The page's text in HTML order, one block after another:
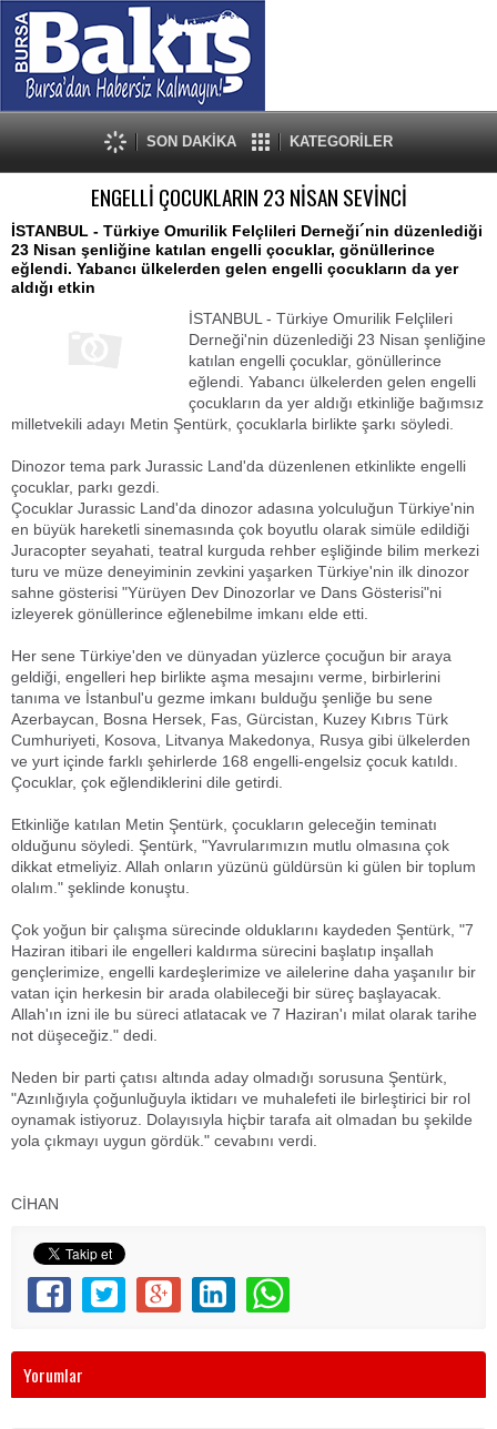
SON DAKİKA KATEGORİLER
ENGELLİ ÇOCUKLARIN 23 NİSAN SEVİNCİ
İSTANBUL - Türkiye Omurilik Felçlileri Derneği´nin düzenlediği
23 Nisan şenliğine katılan engelli çocuklar, gönüllerince
eğlendi. Yabancı ülkelerden gelen engelli çocukların da yer
aldığı etkin
İSTANBUL - Türkiye Omurilik Felçlileri
Derneği'nin düzenlediği 23 Nisan şenliğine
katılan engelli çocuklar, gönüllerince
eğlendi. Yabancı ülkelerden gelen engelli
çocukların da yer aldığı etkinliğe bağımsız
milletvekili adayı Metin Şentürk, çocuklarla birlikte şarkı söyledi.
Dinozor tema park Jurassic Land'da düzenlenen etkinlikte engelli
çocuklar, parkı gezdi.
Çocuklar Jurassic Land'da dinozor adasına yolculuğun Türkiye'nin
en büyük hareketli sinemasında çok boyutlu olarak simüle edildiği
Juracopter seyahati, teatral kurguda rehber eşliğinde bilim merkezi
turu ve müze deneyiminin zevkini yaşarken Türkiye'nin ilk dinozor
sahne gösterisi "Yürüyen Dev Dinozorlar ve Dans Gösterisi"ni
izleyerek gönüllerince eğlenebilme imkanı elde etti.
Her sene Türkiye'den ve dünyadan yüzlerce çocuğun bir araya
geldiği, engelleri hep birlikte aşma mesajını verme, birbirlerini
tanıma ve İstanbul'u gezme imkanı bulduğu şenliğe bu sene
Azerbaycan, Bosna Hersek, Fas, Gürcistan, Kuzey Kıbrıs Türk
Cumhuriyeti, Kosova, Litvanya Makedonya, Rusya gibi ülkelerden
ve yurt içinde farklı şehirlerde 168 engelli-engelsiz çocuk katıldı.
Çocuklar, çok eğlendiklerini dile getirdi.
Etkinliğe katılan Metin Şentürk, çocukların geleceğin teminatı
olduğunu söyledi. Şentürk, "Yavrularımızın mutlu olmasına çok
dikkat etmeliyiz. Allah onların yüzünü güldürsün ki gülen bir toplum
olalım." şeklinde konuştu.
Çok yoğun bir çalışma sürecinde olduklarını kaydeden Şentürk, "7
Haziran itibari ile engelleri kaldırma sürecini başlatıp inşallah
gençlerimize, engelli kardeşlerimize ve ailelerine daha yaşanılır bir
vatan için herkesin bir arada olabileceği bir süreç başlayacak.
Allah'ın izni ile bu süreci atlatacak ve 7 Haziran'ı milat olarak tarihe
not düşeceğiz." dedi.
Neden bir parti çatısı altında aday olmadığı sorusuna Şentürk,
"Azınlığıyla çoğunluğuyla iktidarı ve muhalefeti ile birleştirici bir rol
oynamak istiyoruz. Dolayısıyla hiçbir tarafa ait olmadan bu şekilde
yola çıkmayı uygun gördük." cevabını verdi.
CİHAN
Yorumlar